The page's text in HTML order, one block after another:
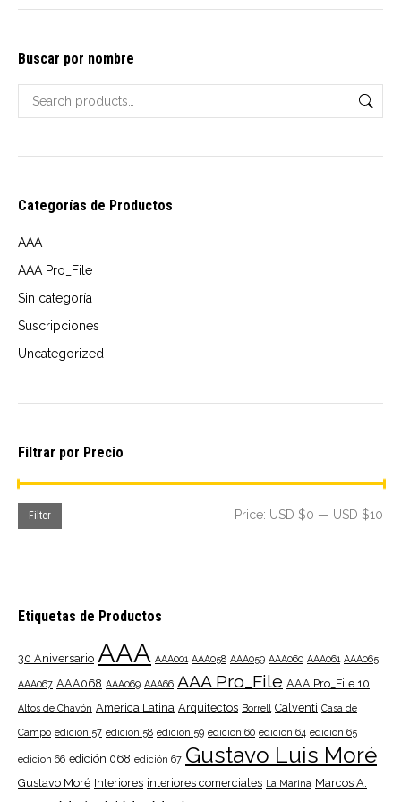
options
chosen
on
Buscar por nombre
Categorías de Productos
AAA
AAA Pro_File
Sin categoría
Suscripciones
Uncategorized
Filtrar por Precio
Filter Price: USD $0 — USD $10
Etiquetas de Productos
30 Aniversario AAA AAA001 AAA058 AAA059 AAA060 AAA061 AAA065
AAA067 AAA068 AAA069 AAA66 AAA Pro_File AAA Pro_File 10
Altos de Chavón America Latina Arquitectos Borrell Calventi Casa de
Campo edicion 57 edicion 58 edicion 59 edicion 60 edicion 64 edicion 65
edicion 66 edición 068 edición 67 Gustavo Luis Moré
Gustavo Moré Interiores interiores comerciales La Marina Marcos A.